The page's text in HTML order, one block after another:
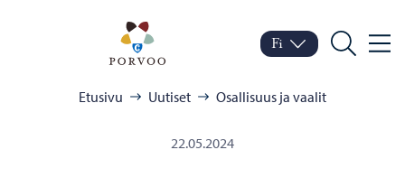
Porvoo – Siirry
Vaihda kieltä
Nykyinen kieli: Suomi
Fi
Hae
Etusivu Uutiset Osallisuus ja vaalit
22.05.2024